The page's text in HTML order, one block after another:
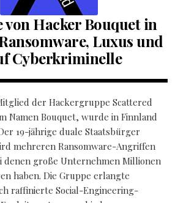
von Hacker Bouquet in
Luxus und
Cyberkriminelle
der Hackergruppe Scattered
Namen Bouquet, wurde in Finnland
19-jährige duale Staatsbürger
mehreren Ransomware-Angriffen
denen große Unternehmen Millionen
haben. Die Gruppe erlangte
raffinierte Social-Engineering-